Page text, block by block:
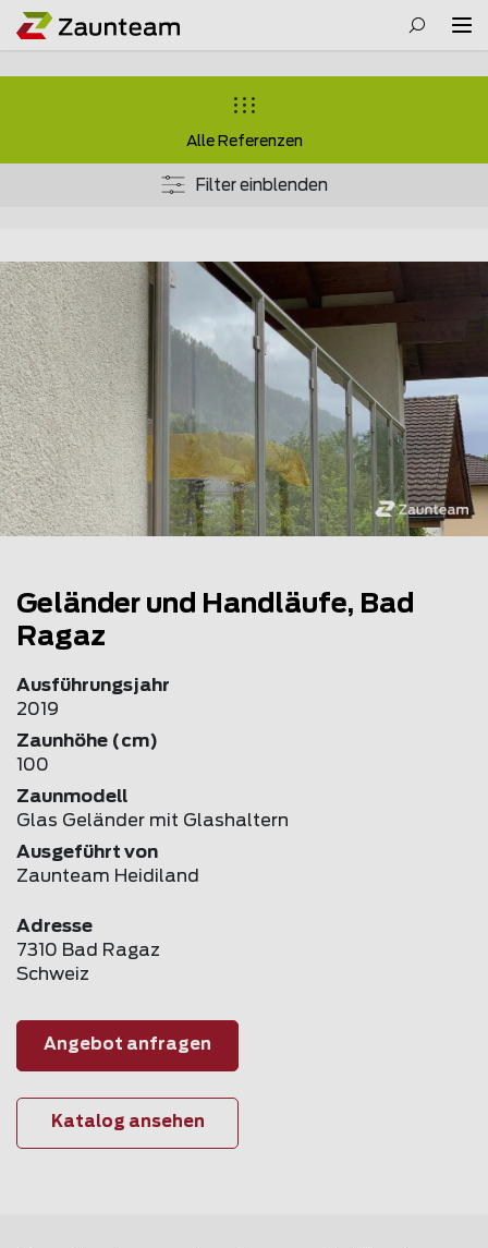
Alle Referenzen
Filter einblenden
Geländer und Handläufe, Bad
Ragaz
Ausführungsjahr
2019
Zaunhöhe (cm)
100
Zaunmodell
Glas Geländer mit Glashaltern
Ausgeführt von
Zaunteam Heidiland
Adresse
7310 Bad Ragaz
Schweiz
Angebot anfragen
Katalog ansehen